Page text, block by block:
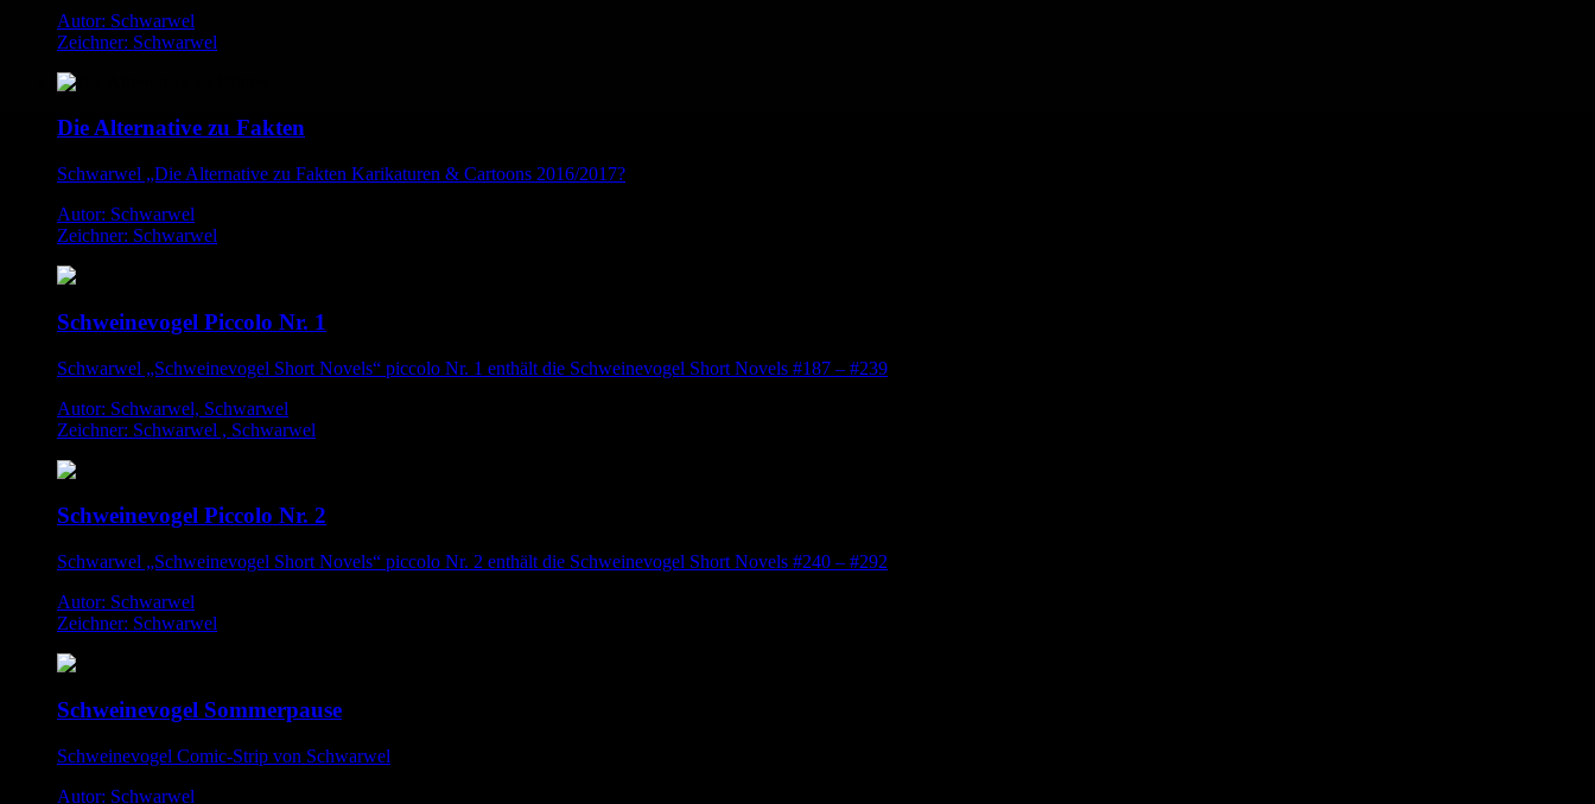
Autor: Schwarwel
Zeichner: Schwarwel
Die Alternative zu Fakten
Schwarwel „Die Alternative zu Fakten Karikaturen & Cartoons 2016/2017?
Autor: Schwarwel
Zeichner: Schwarwel
Schweinevogel Piccolo Nr. 1
Schwarwel „Schweinevogel Short Novels“ piccolo Nr. 1 enthält die Schweinevogel Short Novels #187 – #239
Autor: Schwarwel, Schwarwel
Zeichner: Schwarwel , Schwarwel
Schweinevogel Piccolo Nr. 2
Schwarwel „Schweinevogel Short Novels“ piccolo Nr. 2 enthält die Schweinevogel Short Novels #240 – #292
Autor: Schwarwel
Zeichner: Schwarwel
Schweinevogel Sommerpause
Schweinevogel Comic-Strip von Schwarwel
Autor: Schwarwel